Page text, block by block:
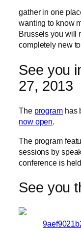
gather in one
wanting to know
Brussels you will
completely new
See you
27, 2013
The programhas
now open.
The program
sessions by
conference is
See you